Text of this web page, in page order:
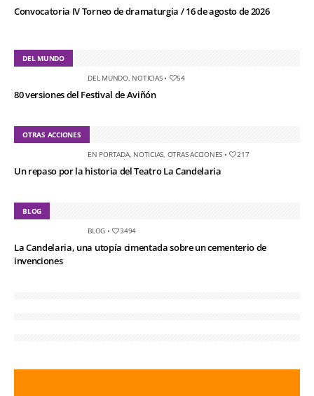
Convocatoria IV Torneo de dramaturgia / 16 de agosto de 2026
DEL MUNDO
DEL MUNDO, NOTICIAS• 54
80 versiones del Festival de Aviñón
OTRAS ACCIONES
EN PORTADA, NOTICIAS OTRAS ACCIONES • 217
Un repaso por la historia del Teatro La Candelaria
BLOG
BLOG • 3494
La Candelaria, una utopía cimentada sobre un cementerio de
invenciones